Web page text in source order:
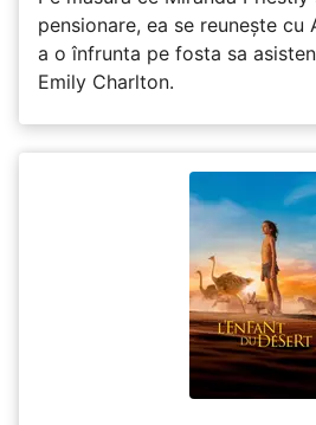
pensionare, ea se reunește cu
a o înfrunta pe fosta sa
Emily Charlton.